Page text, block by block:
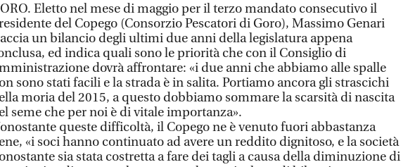
Eletto nel mese di maggio per il terzo mandato consecutivo il
del Copego (Consorzio Pescatori di Goro), Massimo Genari
un bilancio degli ultimi due anni della legislatura appena
ed indica quali sono le priorità che con il Consiglio di
dovrà affrontare: «i due anni che abbiamo alle spalle
sono stati facili e la strada è in salita. Portiamo ancora gli strascichi
moria del 2015, a questo dobbiamo sommare la scarsità di nascita
seme che per noi è di vitale importanza».
queste difficoltà, il Copego ne è venuto fuori abbastanza
«i soci hanno continuato ad avere un reddito dignitoso, e la società
sia stata costretta a fare dei tagli a causa della diminuzione di